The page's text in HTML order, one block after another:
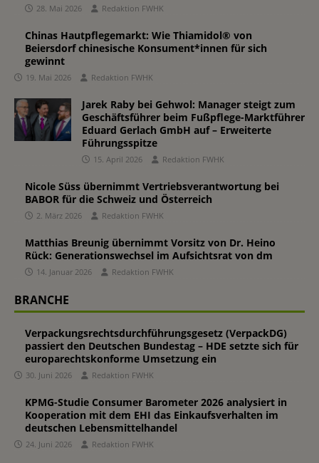
28. Mai 2026 Redaktion FWHK
Chinas Hautpflegemarkt: Wie Thiamidol® von
Beiersdorf chinesische Konsument*innen für sich
gewinnt
19. Mai 2026 Redaktion FWHK
Jarek Raby bei Gehwol: Manager steigt zum
Geschäftsführer beim Fußpflege-Marktführer
Eduard Gerlach GmbH auf – Erweiterte
Führungsspitze
15. April 2026 Redaktion FWHK
Nicole Süss übernimmt Vertriebsverantwortung bei
BABOR für die Schweiz und Österreich
2. März 2026 Redaktion FWHK
Matthias Breunig übernimmt Vorsitz von Dr. Heino
Rück: Generationswechsel im Aufsichtsrat von dm
14. Januar 2026 Redaktion FWHK
BRANCHE
Verpackungsrechtsdurchführungsgesetz (VerpackDG)
passiert den Deutschen Bundestag – HDE setzte sich für
europarechtskonforme Umsetzung ein
30. Juni 2026 Redaktion FWHK
KPMG-Studie Consumer Barometer 2026 analysiert in
Kooperation mit dem EHI das Einkaufsverhalten im
deutschen Lebensmittelhandel
24. Juni 2026 Redaktion FWHK